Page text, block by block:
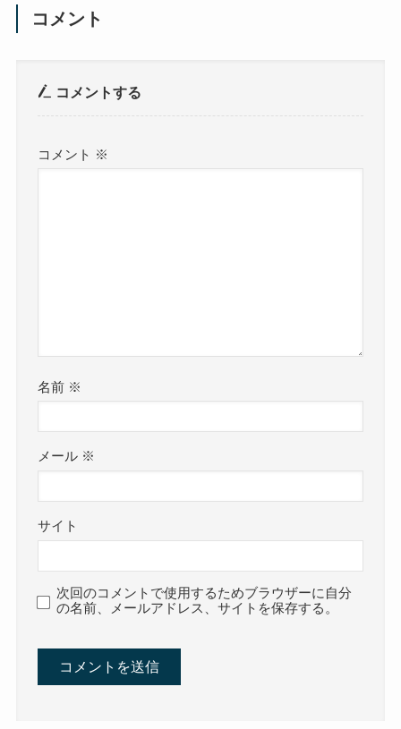
コメント
コメントする
コメント ※
名前 ※
メール ※
サイト
次回のコメントで使用するためブラウザーに自分
の名前、メールアドレス、サイトを保存する。